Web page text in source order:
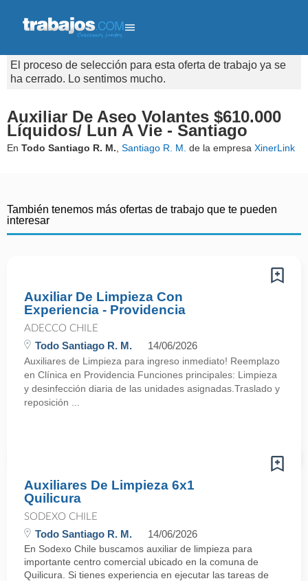
El proceso de selección para esta oferta de trabajo ya se
ha cerrado. Lo sentimos mucho.
Auxiliar De Aseo Volantes $610.000
Líquidos/ Lun A Vie - Santiago
En Todo Santiago R. M. Santiago R. M. de la empresa XinerLink
También tenemos más ofertas de trabajo que te pueden
interesar
Auxiliar De Limpieza Con
Experiencia - Providencia
ADECCO CHILE
Todo Santiago R. M. 14/06/2026
Auxiliares de Limpieza para ingreso inmediato! Reemplazo
en Clínica en Providencia Funciones principales: Limpieza
y desinfección diaria de las unidades asignadas.Traslado y
reposición ...
Auxiliares De Limpieza 6x1
Quilicura
SODEXO CHILE
Todo Santiago R. M. 14/06/2026
En Sodexo Chile buscamos auxiliar de limpieza para
importante centro comercial ubicado en la comuna de
Quilicura. Si tienes experiencia en ejecutar las tareas de